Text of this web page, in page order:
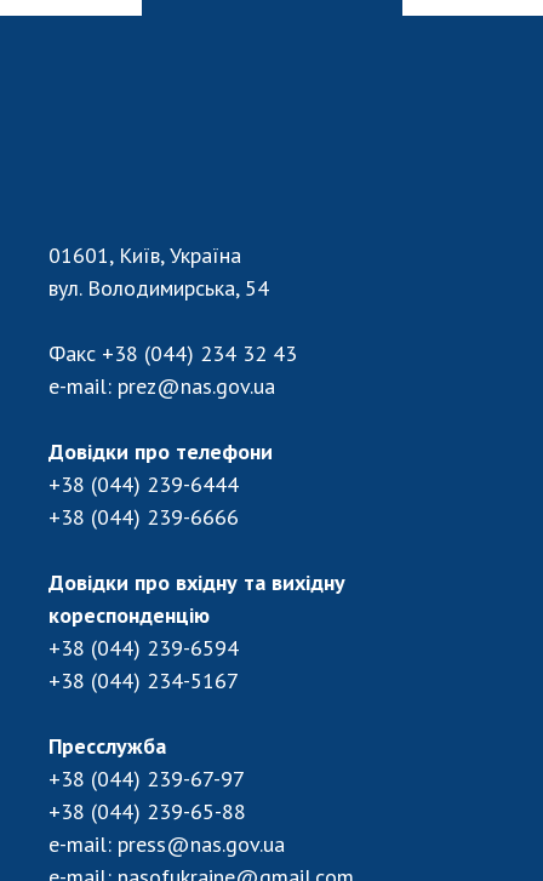
01601, Київ, Україна
вул. Володимирська, 54
Факс +38 (044) 234 32 43
e-mail: prez@nas.gov.ua
Довідки про телефони
+38 (044) 239-6444
+38 (044) 239-6666
Довідки про вхідну та вихідну
кореспонденцію
+38 (044) 239-6594
+38 (044) 234-5167
Пресслужба
+38 (044) 239-67-97
+38 (044) 239-65-88
e-mail: press@nas.gov.ua